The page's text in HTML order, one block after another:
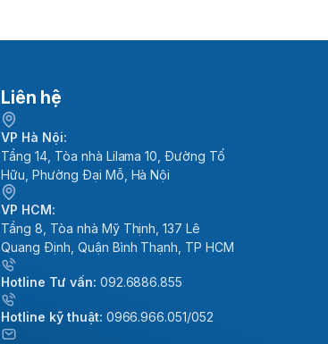
Liên hệ
VP Hà Nội:
Tầng 14, Tòa nhà Lilama 10, Đường Tố
Hữu, Phường Đại Mỗ, Hà Nội
VP HCM:
Tầng 8, Tòa nhà Mỹ Thịnh, 137 Lê
Quang Định, Quận Bình Thạnh, TP HCM
Hotline Tư vấn: 092.6886.855
Hotline kỹ thuật: 0966.966.051/052